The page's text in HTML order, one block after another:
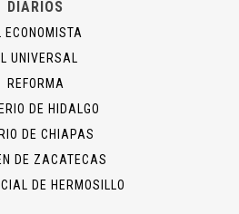
DIARIOS
ECONOMISTA
UNIVERSAL
REFORMA
DE HIDALGO
DE CHIAPAS
DE ZACATECAS
DE HERMOSILLO